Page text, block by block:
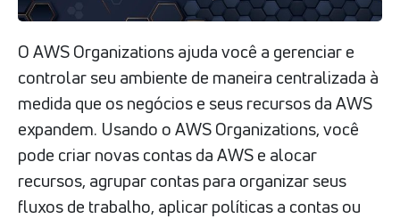
O AWS Organizations ajuda você a gerenciar e
controlar seu ambiente de maneira centralizada à
medida que os negócios e seus recursos da AWS
expandem. Usando o AWS Organizations, você
pode criar novas contas da AWS e alocar
recursos, agrupar contas para organizar seus
fluxos de trabalho, aplicar políticas a contas ou